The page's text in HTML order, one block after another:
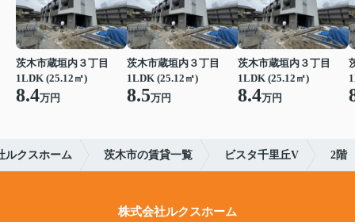
茨木市蔵垣内３丁目
1LDK (25.12㎡)
8.4万円
茨木市蔵垣内３丁目
1LDK (25.12㎡)
8.5万円
茨木市蔵垣内３丁目
1LDK (25.12㎡)
8.4万円
ルクスホーム 茨木市の賃貸一覧 ビスタ千里丘V 2階
株式会社ルクスホーム